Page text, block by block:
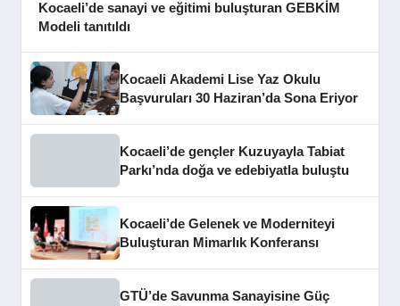
Kocaeli’de sanayi ve eğitimi buluşturan GEBKİM
Modeli tanıtıldı
Kocaeli Akademi Lise Yaz Okulu
Başvuruları 30 Haziran’da Sona Eriyor
Kocaeli’de gençler Kuzuyayla Tabiat
Parkı’nda doğa ve edebiyatla buluştu
Kocaeli’de Gelenek ve Moderniteyi
Buluşturan Mimarlık Konferansı
GTÜ’de Savunma Sanayisine Güç